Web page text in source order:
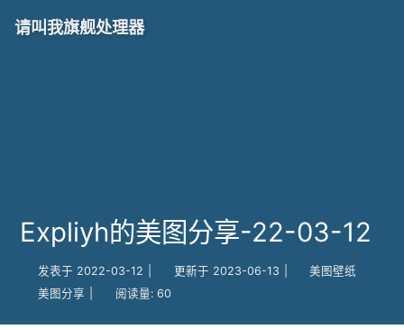
请叫我旗舰处理器
Expliyh的美图分享-22-03-12
发表于 2022-03-12 更新于 2023-06-13
美图壁纸
美图分享
阅读量: 60